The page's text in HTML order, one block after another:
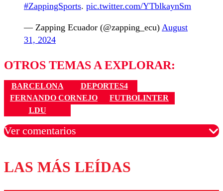
#ZappingSports. pic.twitter.com/YTblkaynSm
— Zapping Ecuador (@zapping_ecu) August
31, 2024
OTROS TEMAS A EXPLORAR:
BARCELONA
DEPORTES4
FERNANDO CORNEJO
FUTBOLINTER
LDU
Ver comentarios
Los comentarios son moderados para garantizar un
diálogo respetuoso.
LAS MÁS LEÍDAS